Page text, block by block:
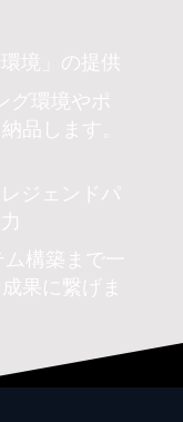
境」の提供
グ環境やポ
品します。
ジェンドパ
構築まで一
果に繋げま